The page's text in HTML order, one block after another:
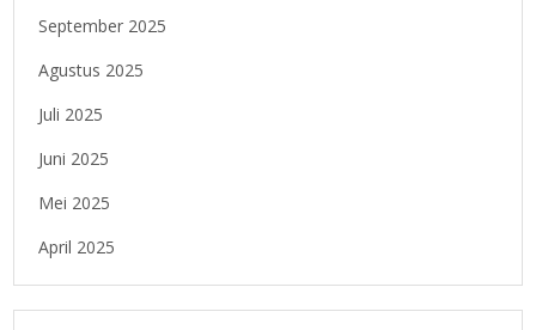
September 2025
Agustus 2025
Juli 2025
Juni 2025
Mei 2025
April 2025